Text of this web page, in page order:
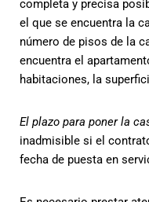
completa y precisa
el que se encuentra la
número de pisos de la
encuentra el
habitaciones, la
El plazo para poner la
inadmisible si el
fecha de puesta en